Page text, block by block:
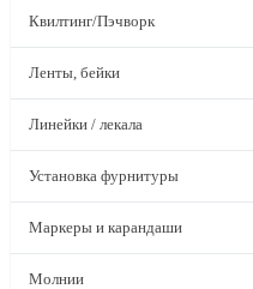
Квилтинг/Пэчворк
Ленты, бейки
Линейки / лекала
Установка фурнитуры
Маркеры и карандаши
Молнии